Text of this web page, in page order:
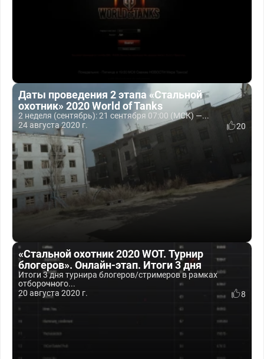
Даты проведения 2 этапа «Стальной
охотник» 2020 World of Tanks
2 неделя (сентябрь): 21 сентября 07:00 (МСК) —...
24 августа 2020 г.
20
«Стальной охотник 2020 WOT. Турнир
блогеров». Онлайн-этап. Итоги 3 дня
Итоги 3 дня турнира блогеров/стримеров в рамках
отборочного...
20 августа 2020 г.
8